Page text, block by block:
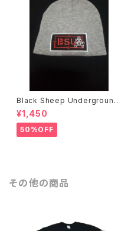
Black Sheep Underground
ニットキャップ
¥1,450
50%OFF
その他の商品